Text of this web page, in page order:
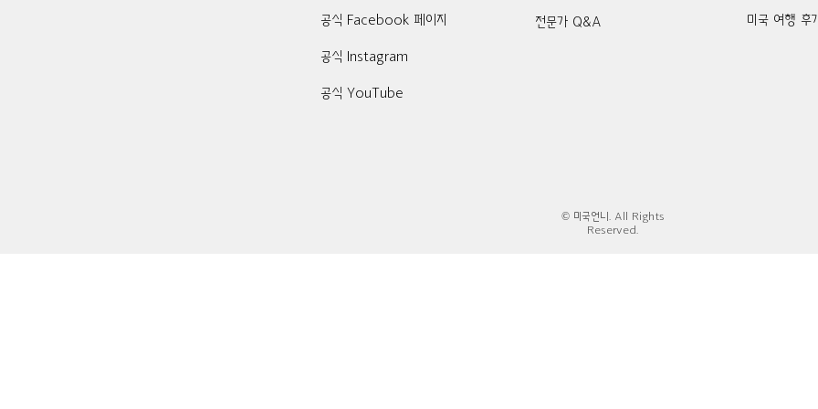
공식 Facebook 페이지
공식 Instagram
공식 YouTube
전문가 Q&A 미국 여행 후
© 미국언니. All Rights
Reserved.